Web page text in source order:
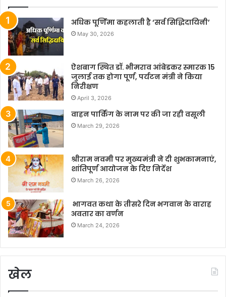
अधिक पूर्णिमा कहलाती है ‘सर्व सिद्धिदायिनी’
May 30, 2026
ऐशबाग स्थित डॉ. भीमराव आंबेडकर स्मारक 15
जुलाई तक होगा पूर्ण, पर्यटन मंत्री ने किया
निरीक्षण
April 3, 2026
वाहन पार्किंग के नाम पर की जा रही वसूली
March 29, 2026
श्रीराम नवमी पर मुख्यमंत्री ने दी शुभकामनाएं,
शांतिपूर्ण आयोजन के दिए निर्देश
March 26, 2026
भागवत कथा के तीसरे दिन भगवान के वाराह
अवतार का वर्णन
March 24, 2026
खेल